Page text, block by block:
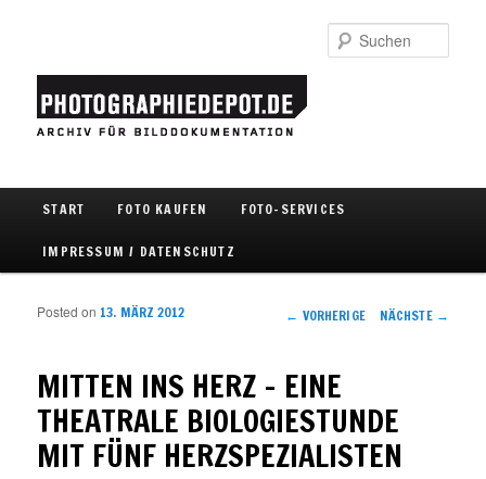
Zum Inhalt wechseln
Zum sekundären Inhalt wechseln
START FOTO KAUFEN FOTO-SERVICES
IMPRESSUM / DATENSCHUTZ
Artikelnavigation
← VORHERIGE NÄCHSTE →
MITTEN INS HERZ – EINE
THEATRALE BIOLOGIESTUNDE
MIT FÜNF HERZSPEZIALISTEN
Posted on 13. MÄRZ 2012